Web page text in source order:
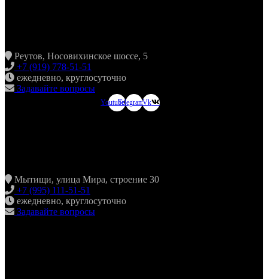
Реутов, Носовихинское шоссе, 5
+7 (919) 778-51-51
ежедневно, круглосуточно
Задавайте вопросы
YoutubeTelegramVk
Мытищи, улица Мира, строение 30
+7 (995) 111-51-51
ежедневно, круглосуточно
Задавайте вопросы